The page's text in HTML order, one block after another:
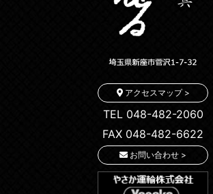
アクセスマップ >
TEL 048-482-2060
FAX 048-482-6622
お問い合わせ >